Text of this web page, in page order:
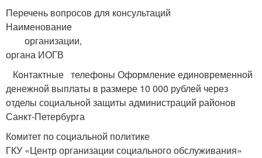
Перечень вопросов для консультаций
Наименование
организации,
органа ИОГВ
Контактные телефоны Оформление единовременной
денежной выплаты в размере 10 000 рублей через
отделы социальной защиты администраций районов
Санкт-Петербурга
Комитет по социальной политике
ГКУ «Центр организации социального обслуживания»